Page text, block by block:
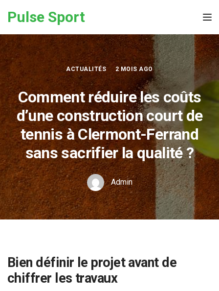
Pulse Sport
ACTUALITÉS 2 MOIS AGO
Comment réduire les coûts
d’une construction court de
tennis à Clermont-Ferrand
sans sacrifier la qualité ?
Admin
Bien définir le projet avant de
chiffrer les travaux